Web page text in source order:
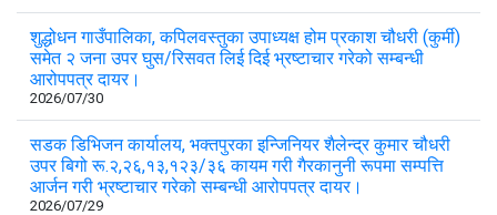
शुद्धोधन गाउँपालिका, कपिलवस्तुका उपाध्यक्ष होम प्रकाश चौधरी (कुर्मी)
समेत २ जना उपर घुस/रिसवत लिई दिई भ्रष्टाचार गरेको सम्बन्धी
आरोपपत्र दायर।
2026/07/30
सडक डिभिजन कार्यालय, भक्तपुरका इन्जिनियर शैलेन्द्र कुमार चौधरी
उपर बिगो रू.२,२६,१३,१२३/३६ कायम गरी गैरकानुनी रूपमा सम्पत्ति
आर्जन गरी भ्रष्टाचार गरेको सम्बन्धी आरोपपत्र दायर।
2026/07/29